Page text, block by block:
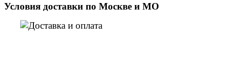
Условия доставки по Москве и МО